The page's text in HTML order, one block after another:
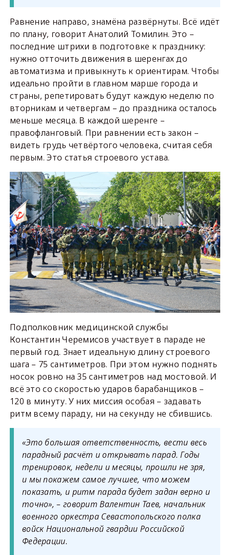
Равнение направо, знамёна развёрнуты. Всё идёт
по плану, говорит Анатолий Томилин. Это –
последние штрихи в подготовке к празднику:
нужно отточить движения в шеренгах до
автоматизма и привыкнуть к ориентирам. Чтобы
идеально пройти в главном марше города и
страны, репетировать будут каждую неделю по
вторникам и четвергам – до праздника осталось
меньше месяца. В каждой шеренге –
правофланговый. При равнении есть закон –
видеть грудь четвёртого человека, считая себя
первым. Это статья строевого устава.
Подполковник медицинской службы
Константин Черемисов участвует в параде не
первый год. Знает идеальную длину строевого
шага – 75 сантиметров. При этом нужно поднять
носок ровно на 35 сантиметров над мостовой. И
всё это со скоростью ударов барабанщиков –
120 в минуту. У них миссия особая – задавать
ритм всему параду, ни на секунду не сбившись.
«Это большая ответственность, вести весь
парадный расчёт и открывать парад. Годы
тренировок, недели и месяцы, прошли не зря,
и мы покажем самое лучшее, что можем
показать, и ритм парада будет задан верно и
точно», – говорит Валентин Таев, начальник
военного оркестра Севастопольского полка
войск Национальной гвардии Российской
Федерации.